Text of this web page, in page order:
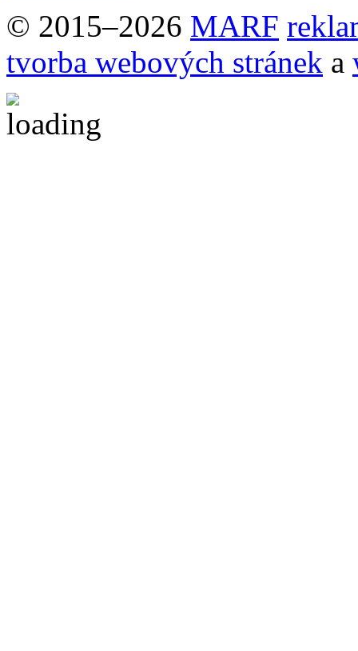
© 2015–2026 MARF
tvorba webových stránek a